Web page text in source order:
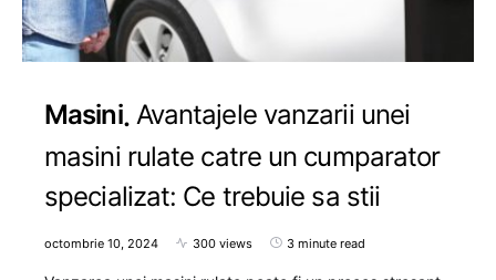
Masini Avantajele vanzarii unei
masini rulate catre un cumparator
specializat: Ce trebuie sa stii
octombrie 10, 2024 300 views 3 minute read